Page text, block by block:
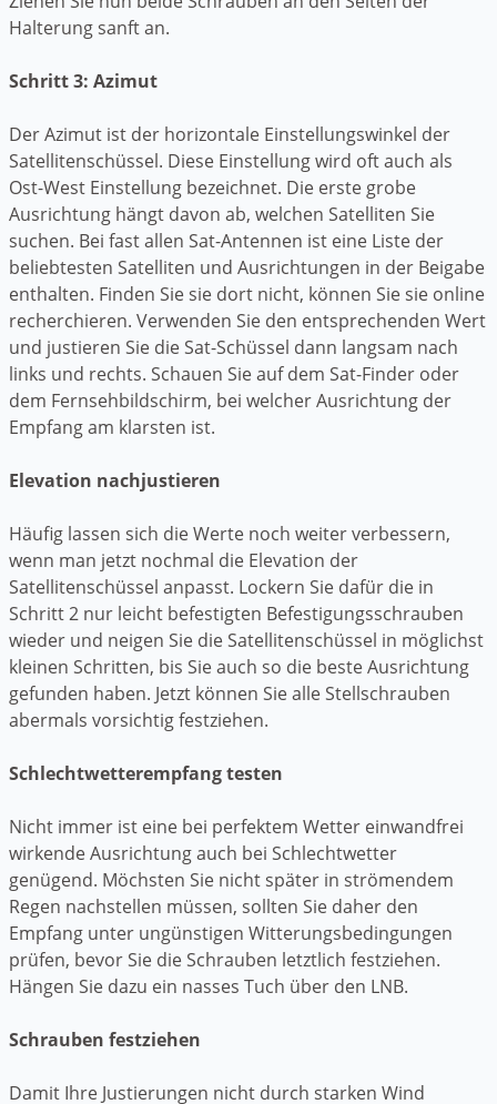
Halterung sanft an.
Schritt 3: Azimut
Der Azimut ist der horizontale Einstellungswinkel der
Satellitenschüssel. Diese Einstellung wird oft auch als
Ost-West Einstellung bezeichnet. Die erste grobe
Ausrichtung hängt davon ab, welchen Satelliten Sie
suchen. Bei fast allen Sat-Antennen ist eine Liste der
beliebtesten Satelliten und Ausrichtungen in der Beigabe
enthalten. Finden Sie sie dort nicht, können Sie sie online
recherchieren. Verwenden Sie den entsprechenden Wert
und justieren Sie die Sat-Schüssel dann langsam nach
links und rechts. Schauen Sie auf dem Sat-Finder oder
dem Fernsehbildschirm, bei welcher Ausrichtung der
Empfang am klarsten ist.
Elevation nachjustieren
Häufig lassen sich die Werte noch weiter verbessern,
wenn man jetzt nochmal die Elevation der
Satellitenschüssel anpasst. Lockern Sie dafür die in
Schritt 2 nur leicht befestigten Befestigungsschrauben
wieder und neigen Sie die Satellitenschüssel in möglichst
kleinen Schritten, bis Sie auch so die beste Ausrichtung
gefunden haben. Jetzt können Sie alle Stellschrauben
abermals vorsichtig festziehen.
Schlechtwetterempfang testen
Nicht immer ist eine bei perfektem Wetter einwandfrei
wirkende Ausrichtung auch bei Schlechtwetter
genügend. Möchsten Sie nicht später in strömendem
Regen nachstellen müssen, sollten Sie daher den
Empfang unter ungünstigen Witterungsbedingungen
prüfen, bevor Sie die Schrauben letztlich festziehen.
Hängen Sie dazu ein nasses Tuch über den LNB.
Schrauben festziehen
Damit Ihre Justierungen nicht durch starken Wind